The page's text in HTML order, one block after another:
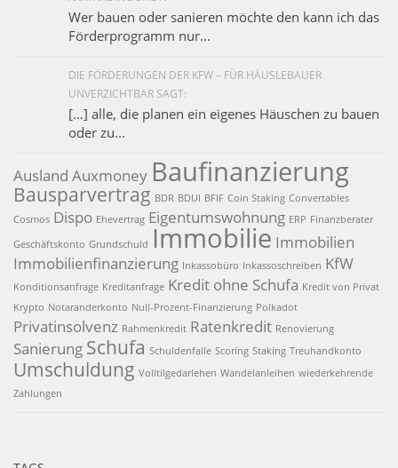
Wer bauen oder sanieren möchte den kann ich das
Förderprogramm nur...
DIE FÖRDERUNGEN DER KFW – FÜR HÄUSLEBAUER
UNVERZICHTBAR SAGT:
[…] alle, die planen ein eigenes Häuschen zu bauen
oder zu...
Ausland Auxmoney Baufinanzierung
Bausparvertrag BDR BDUI BFIF Coin Staking Convertables
Cosmos Dispo Ehevertrag Eigentumswohnung ERP Finanzberater
Geschäftskonto Grundschuld Immobilie Immobilien
Immobilienfinanzierung Inkassobüro Inkassoschreiben KfW
Konditionsanfrage Kreditanfrage Kredit ohne Schufa Kredit von Privat
Krypto Notaranderkonto Null-Prozent-Finanzierung Polkadot
Privatinsolvenz Rahmenkredit Ratenkredit Renovierung
Sanierung Schufa Schuldenfalle Scoring Staking Treuhandkonto
Umschuldung Volltilgedarlehen Wandelanleihen wiederkehrende
Zahlungen